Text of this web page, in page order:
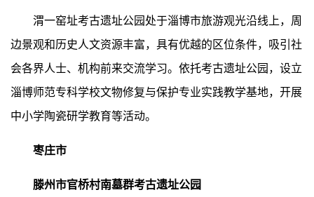
渭一窑址考古遗址公园处于淄博市旅游观光沿线上，周
边景观和历史人文资源丰富，具有优越的区位条件，吸引社
会各界人士、机构前来交流学习。依托考古遗址公园，设立
淄博师范专科学校文物修复与保护专业实践教学基地，开展
中小学陶瓷研学教育等活动。
枣庄市
滕州市官桥村南墓群考古遗址公园